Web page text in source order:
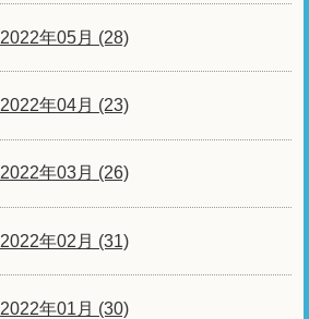
2022年05月 (28)
2022年04月 (23)
2022年03月 (26)
2022年02月 (31)
2022年01月 (30)